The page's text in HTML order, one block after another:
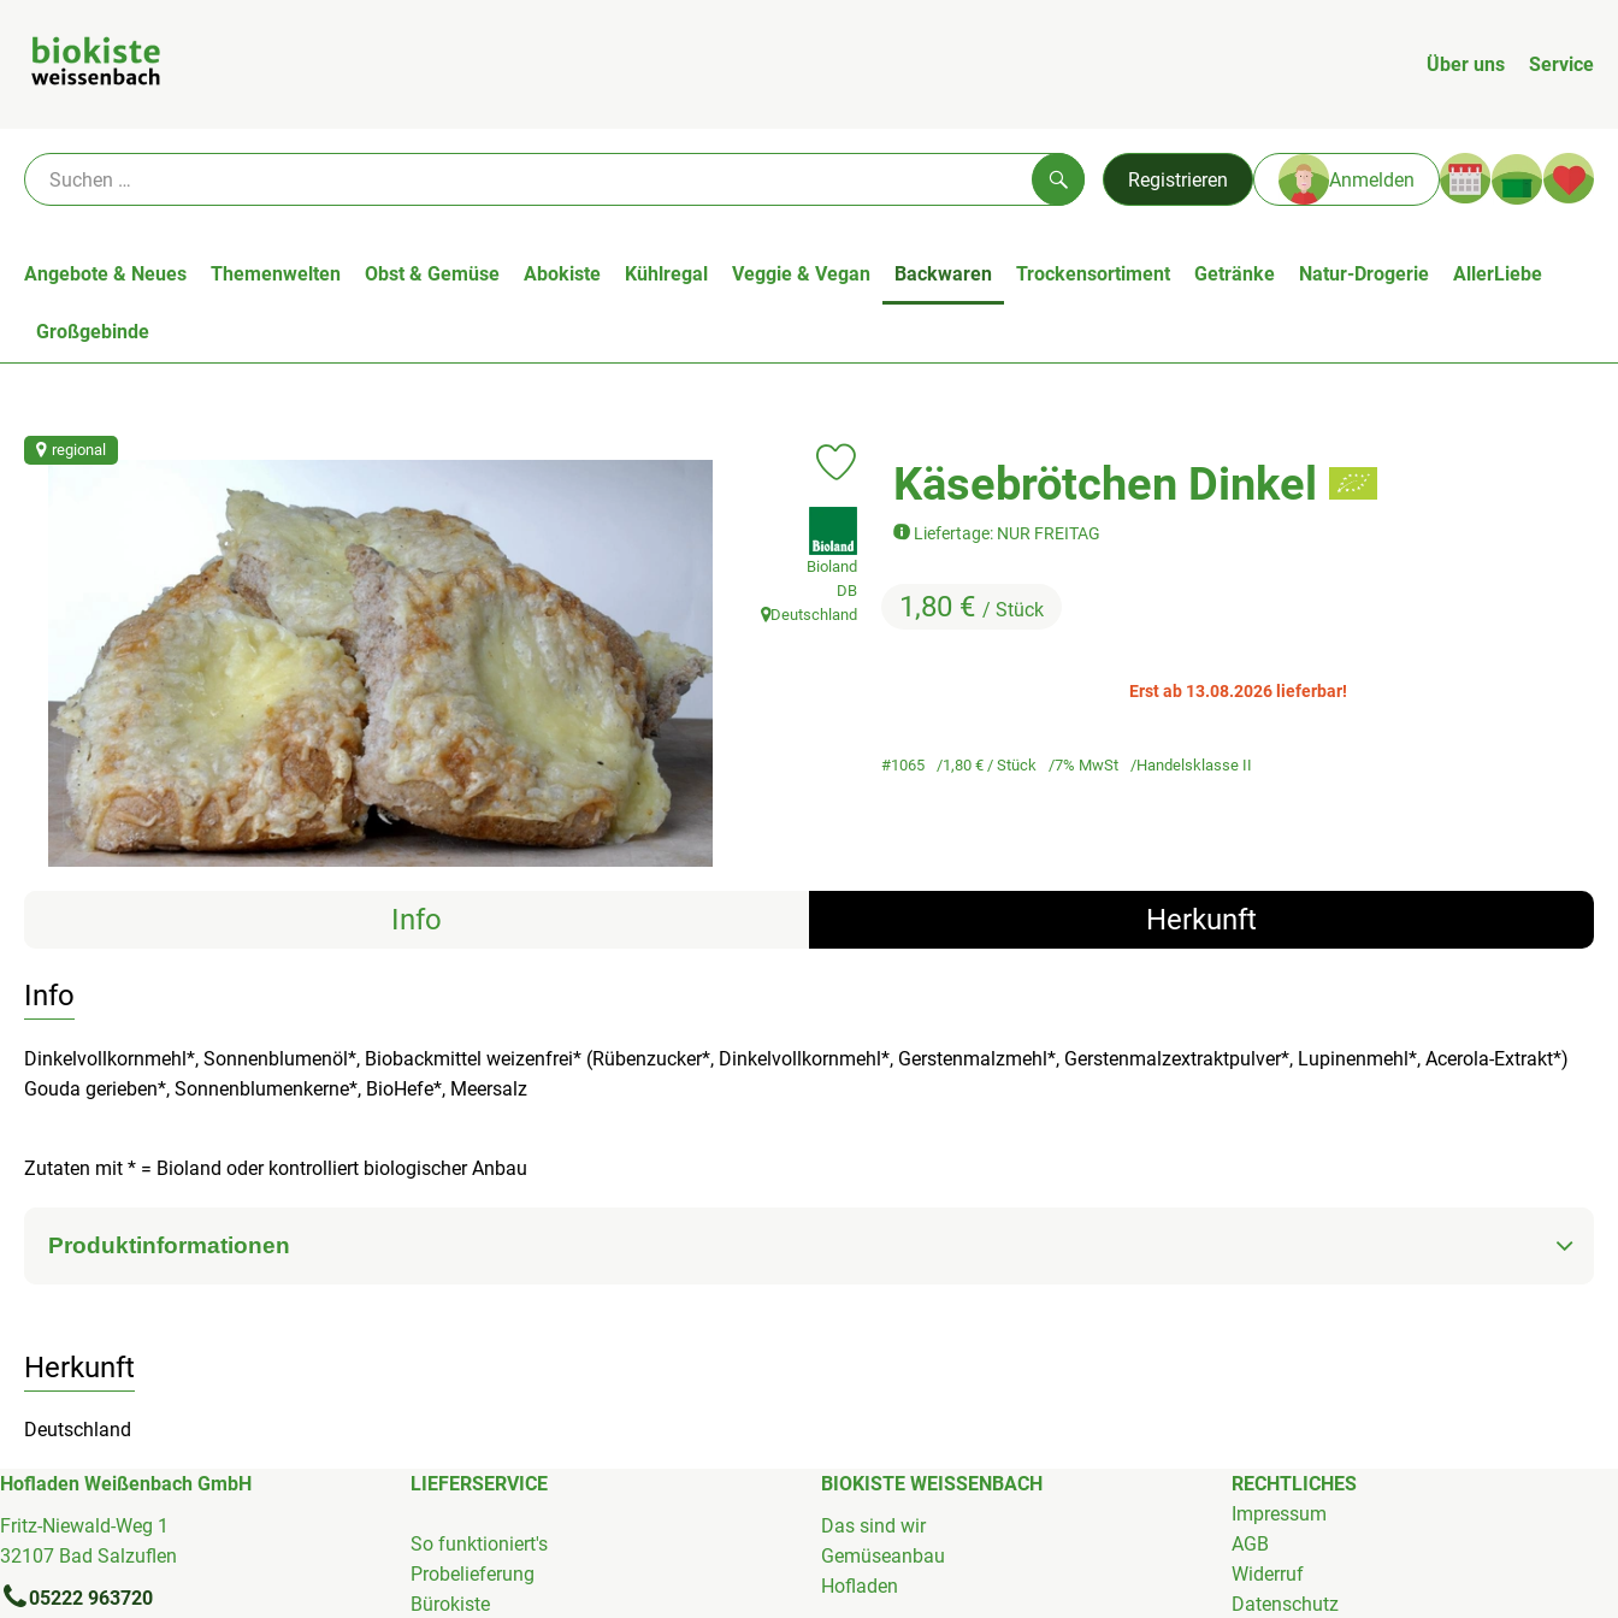
Über uns Service
Registrieren Anmelden
Suchen
Angebote & Neues Themenwelten Obst & Gemüse Abokiste Kühlregal Veggie & Vegan Backwaren Trockensortiment Getränke Natur-Drogerie AllerLiebe
Großgebinde
Käsebrötchen Dinkel
Liefertage: NUR FREITAG
1,80 € / Stück
regional
Produkt zu Favouriten hinzufügen
Bioland
, Kontrollstelle:
DB
, Herkunft:
Deutschland
Erst ab 13.08.2026 lieferbar!
#1065 1,80 € / Stück 7% MwSt Handelsklasse II
Info Herkunft
Info
Dinkelvollkornmehl*, Sonnenblumenöl*, Biobackmittel weizenfrei* (Rübenzucker*, Dinkelvollkornmehl*, Gerstenmalzmehl*, Gerstenmalzextraktpulver*, Lupinenmehl*, Acerola-Extrakt*)
Gouda gerieben*, Sonnenblumenkerne*, BioHefe*, Meersalz
Zutaten mit * = Bioland oder kontrolliert biologischer Anbau
Produktinformationen
Herkunft
Deutschland
Hofladen Weißenbach GmbH
Fritz-Niewald-Weg 1
32107 Bad Salzuflen
05222 963720
LIEFERSERVICE
So funktioniert's
Probelieferung
Bürokiste
BIOKISTE WEISSENBACH
Das sind wir
Gemüseanbau
Hofladen
RECHTLICHES
Impressum
AGB
Widerruf
Datenschutz